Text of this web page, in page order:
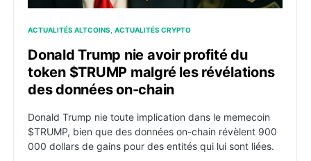
ACTUALITÉS ALTCOINS ACTUALITÉS CRYPTO
Donald Trump nie avoir profité du
token $TRUMP malgré les révélations
des données on-chain
Donald Trump nie toute implication dans le memecoin
$TRUMP, bien que des données on-chain révèlent 900
000 dollars de gains pour des entités qui lui sont liées.